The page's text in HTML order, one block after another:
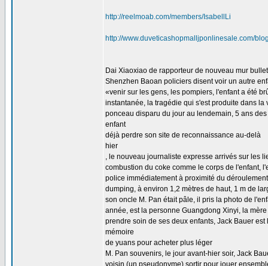
http://reelmoab.com/members/IsabellLi
http://www.duveticashopmalljponlinesale.com/
Dai Xiaoxiao de rapporteur de nouveau mur
Shenzhen Baoan policiers disent voir un autre
«venir sur les gens, les pompiers, l'enfant a été
instantanée, la tragédie qui s'est produite dans
ponceau disparu du jour au lendemain, 5 ans
enfant
déjà perdre son site de reconnaissance au-delà
hier
, le nouveau journaliste expresse arrivés sur les
combustion du coke comme le corps de l'enfant,
police immédiatement à proximité du
dumping, à environ 1,2 mètres de haut, 1 m de
son oncle M. Pan était pâle, il pris la photo de
année, est la personne Guangdong Xinyi, la
prendre soin de ses deux enfants, Jack Bauer
mémoire
de yuans pour acheter plus léger
M. Pan souvenirs, le jour avant-hier soir, Jack
voisin (un pseudonyme) sortir pour jouer